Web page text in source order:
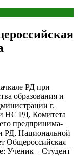
РД при
образования и
г.
НС РД, Комитета
предпринима-
РД, Национальной
Общероссийская
Ученик – Студент